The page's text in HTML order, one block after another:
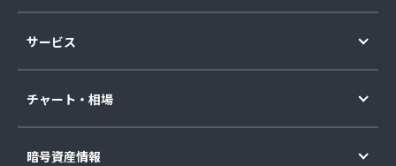
サービス
チャート・相場
暗号資産情報